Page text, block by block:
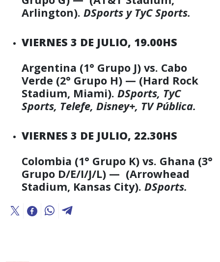
Arlington). DSports y TyC Sports.
VIERNES 3 DE JULIO, 19.00HS
Argentina (1° Grupo J) vs. Cabo
Verde (2° Grupo H) — (Hard Rock
Stadium, Miami). DSports, TyC
Sports, Telefe, Disney+, TV Pública.
VIERNES 3 DE JULIO, 22.30HS
Colombia (1° Grupo K) vs. Ghana (3°
Grupo D/E/I/J/L) — (Arrowhead
Stadium, Kansas City). DSports.